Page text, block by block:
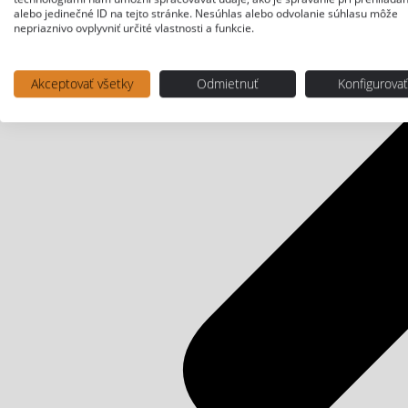
alebo jedinečné ID na tejto stránke. Nesúhlas alebo odvolanie súhlasu môže
nepriaznivo ovplyvniť určité vlastnosti a funkcie.
Akceptovať všetky Odmietnuť Konfigurovať